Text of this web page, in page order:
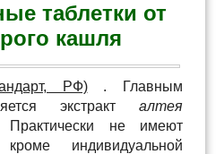
таблетки от
кашля
РФ). Главным
экстракт алтея
не имеют
кроме индивидуальной